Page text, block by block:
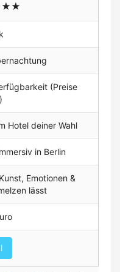
(Preise
Hotel deiner Wahl
in Berlin
Emotionen &
lässt